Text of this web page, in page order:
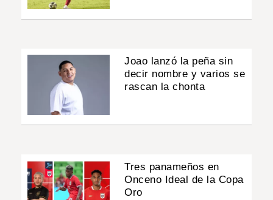
Joao lanzó la peña sin
decir nombre y varios se
rascan la chonta
Tres panameños en
Onceno Ideal de la Copa
Oro